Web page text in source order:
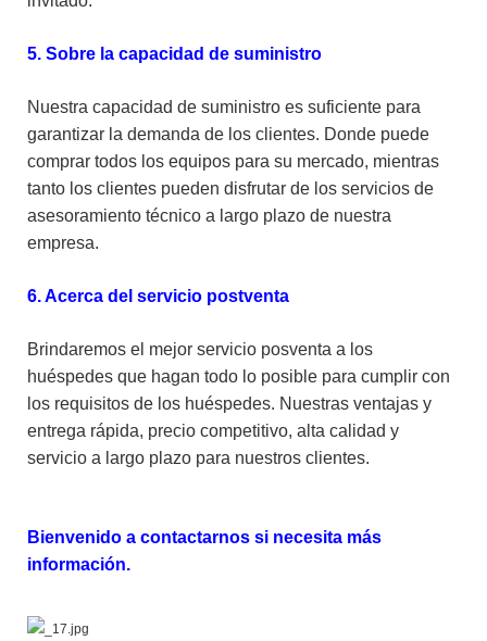
5. Sobre la capacidad de suministro
Nuestra capacidad de suministro es suficiente para
garantizar la demanda de los clientes. Donde puede
comprar todos los equipos para su mercado, mientras
tanto los clientes pueden disfrutar de los servicios de
asesoramiento técnico a largo plazo de nuestra
empresa.
6. Acerca del servicio postventa
Brindaremos el mejor servicio posventa a los
huéspedes que hagan todo lo posible para cumplir con
los requisitos de los huéspedes. Nuestras ventajas y
entrega rápida, precio competitivo, alta calidad y
servicio a largo plazo para nuestros clientes.
Bienvenido a contactarnos si necesita más
información.